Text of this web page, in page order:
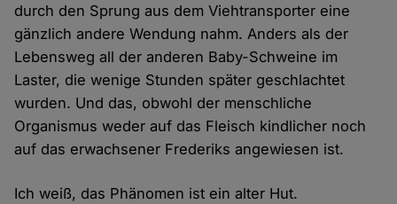
durch den Sprung aus dem Viehtransporter eine
gänzlich andere Wendung nahm. Anders als der
Lebensweg all der anderen Baby-Schweine im
Laster, die wenige Stunden später geschlachtet
wurden. Und das, obwohl der menschliche
Organismus weder auf das Fleisch kindlicher noch
auf das erwachsener Frederiks angewiesen ist.
Ich weiß, das Phänomen ist ein alter Hut.